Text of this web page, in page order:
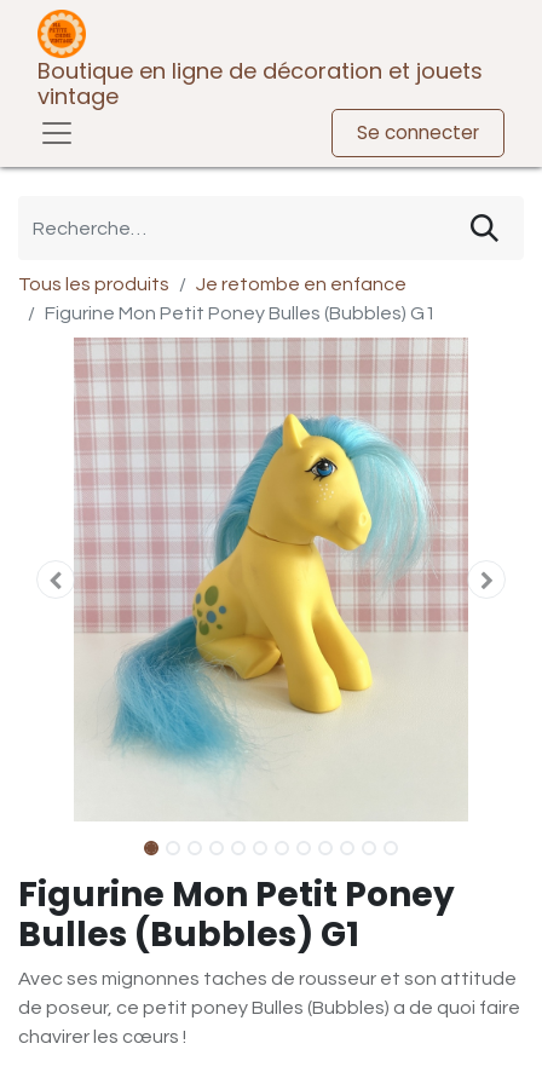
Boutique en ligne de décoration et jouets
vintage
Se connecter
Tous les produits
Je retombe en enfance
Figurine Mon Petit Poney Bulles (Bubbles) G1
Figurine Mon Petit Poney
Bulles (Bubbles) G1
Avec ses mignonnes taches de rousseur et son attitude
de poseur, ce petit poney Bulles (Bubbles) a de quoi faire
chavirer les cœurs !